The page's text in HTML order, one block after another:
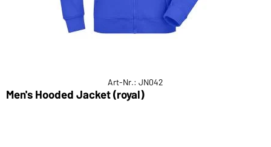
Art-Nr.: JN042
Men's Hooded Jacket (royal)